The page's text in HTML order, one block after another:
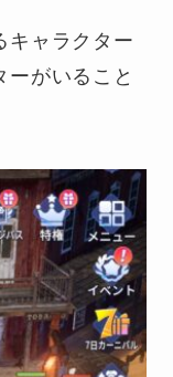
キャラクター
がいること